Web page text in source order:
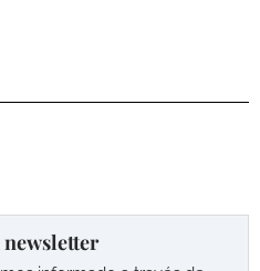
newsletter